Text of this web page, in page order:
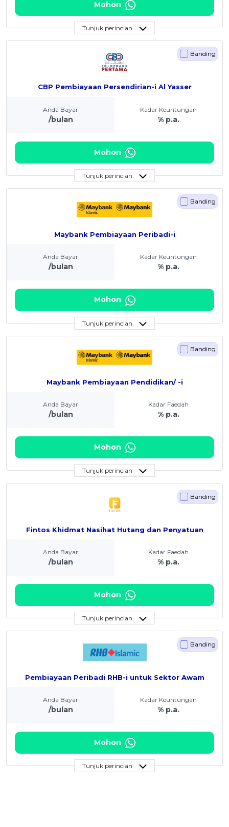
Mohon
Tunjuk perincian
CBP Pembiayaan Persendirian-i Al Yasser
Banding
Anda Bayar
/bulan
Kadar Keuntungan
% p.a.
Mohon
Tunjuk perincian
Maybank Pembiayaan Peribadi-i
Banding
Anda Bayar
/bulan
Kadar Keuntungan
% p.a.
Mohon
Tunjuk perincian
Maybank Pembiayaan Pendidikan/ -i
Banding
Anda Bayar
/bulan
Kadar Faedah
% p.a.
Mohon
Tunjuk perincian
Fintos Khidmat Nasihat Hutang dan Penyatuan
Banding
Anda Bayar
/bulan
Kadar Faedah
% p.a.
Mohon
Tunjuk perincian
Pembiayaan Peribadi RHB-i untuk Sektor Awam
Banding
Anda Bayar
/bulan
Kadar Keuntungan
% p.a.
Mohon
Tunjuk perincian